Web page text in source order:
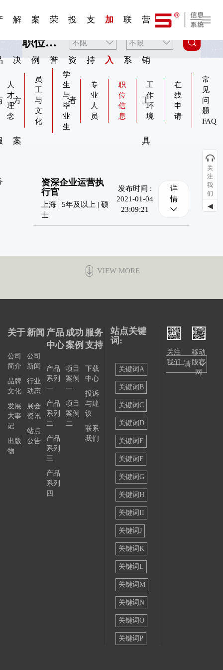
解
决
方
案
案
例
荣
誉
投
资
者
支
持
加
入
联
系
营
销
工
具
职位检索
人
才
理
念
员
工
与
文
化
学
生
与
毕
业
生
专
业
人
员
职
位
信
息
工
作
环
境
在
线
申
请
常
见
问
题
FAQ
资深企业运营执
行官
上海 | 5年及以上 | 硕
士
发布时间 :
2021-01-04
23:09:21
详
情
VIEW MORE
关于
公司
简介
品牌
文化
发展
大事
记
出版
物
新闻
公司
新闻
行业
动态
展会
资讯
站点
公告
产品
中心
产品
系列
一
产品
系列
二
产品
系列
三
产品
系列
四
成功
案例
项目
案例
一
项目
案例
二
服务
支持
下载
中心
投诉
与建
议
联系
我们
站点关键
词:
关键词A
关键词B
关键词C
关键词D
关键词E
关键词F
关键词G
关键词H
关键词II
关键词J
关键词K
关键词L
关键词M
关键词N
关键词O
关键词P
关注
我们
移动
版官
网
——请
关
注
我
们
◀